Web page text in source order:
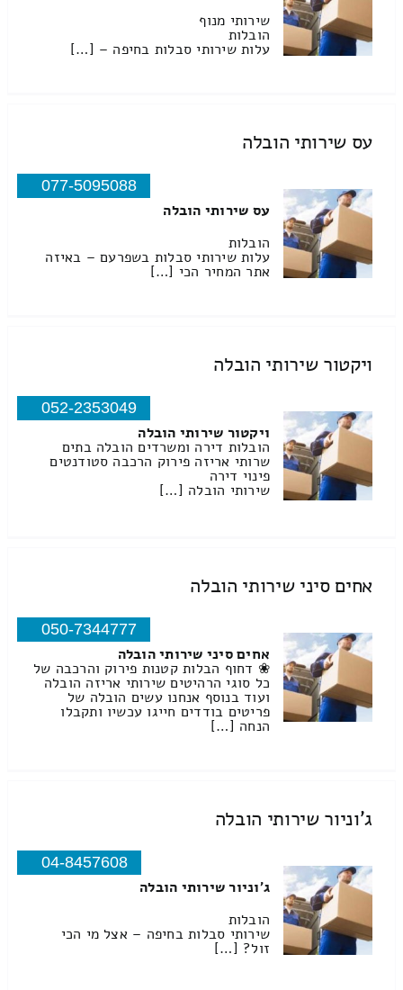
שירותי מנוף
הובלות
עלות שירותי סבלות בחיפה – […]
עס שירותי הובלה
077-5095088
עס שירותי הובלה
הובלות
עלות שירותי סבלות בשפרעם – באיזה
אתר המחיר הכי […]
ויקטור שירותי הובלה
052-2353049
ויקטור שירותי הובלה
הובלות דירה ומשרדים הובלה בתים
שרותי אריזה פירוק הרכבה סטודנטים
פינוי דירה
שירותי הובלה […]
אחים סיני שירותי הובלה
050-7344777
אחים סיני שירותי הובלה
❀ דחוף הבלות קטנות פירוק והרכבה של
כל סוגי הרהיטים שירותי אריזה הובלה
ועוד בנוסף אנחנו עשים הובלה של
פריטים בודדים חייגו עכשיו ותקבלו
הנחה […]
ג'וניור שירותי הובלה
04-8457608
ג'וניור שירותי הובלה
הובלות
שירותי סבלות בחיפה – אצל מי הכי
זול? […]